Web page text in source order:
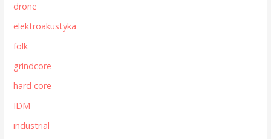
drone
elektroakustyka
folk
grindcore
hard core
IDM
industrial